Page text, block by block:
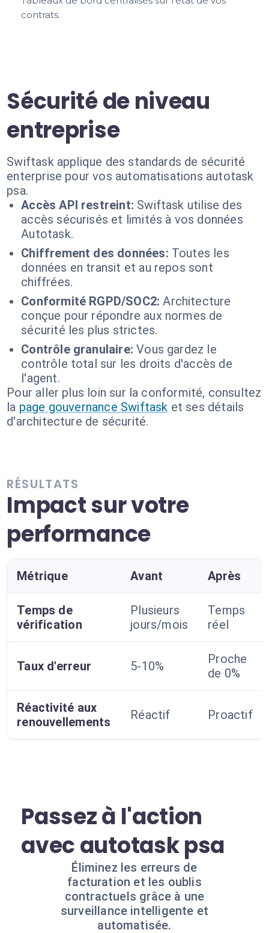
contrats.
Sécurité de niveau
entreprise
Swiftask applique des standards de sécurité
enterprise pour vos automatisations autotask
psa.
Accès API restreint: Swiftask utilise des
accès sécurisés et limités à vos données
Autotask.
Chiffrement des données: Toutes les
données en transit et au repos sont
chiffrées.
Conformité RGPD/SOC2: Architecture
conçue pour répondre aux normes de
sécurité les plus strictes.
Contrôle granulaire: Vous gardez le
contrôle total sur les droits d'accès de
l'agent.
Pour aller plus loin sur la conformité, consultez
la page gouvernance Swiftask et ses détails
d'architecture de sécurité.
RÉSULTATS
Impact sur votre
performance
Métrique Avant Après
Temps de
vérification
Plusieurs
jours/mois
Temps
réel
Taux d'erreur 5-10%
Proche
de 0%
Réactivité aux
renouvellements
Réactif Proactif
Passez à l'action
avec autotask psa
Éliminez les erreurs de
facturation et les oublis
contractuels grâce à une
surveillance intelligente et
automatisée.